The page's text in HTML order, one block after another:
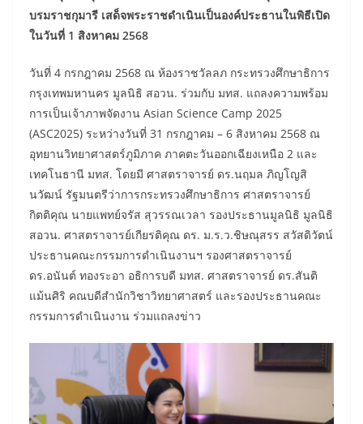
บรมราชกุมารี เสด็จพระราชดำเนินเป็นองค์ประธานในพิธีเปิด
ในวันที่ 1 สิงหาคม 2568
วันที่ 4 กรกฎาคม 2568 ณ ห้องราชวัลลภ กระทรวงศึกษาธิการ
กรุงเทพมหานคร มูลนิธิ สอวน. ร่วมกับ มทส. แถลงความพร้อม
การเป็นเจ้าภาพจัดงาน Asian Science Camp 2025
(ASC2025) ระหว่างวันที่ 31 กรกฎาคม – 6 สิงหาคม 2568 ณ
อุทยานวิทยาศาสตร์ภูมิภาค ภาคตะวันออกเฉียงเหนือ 2 และ
เทคโนธานี มทส. โดยมี ศาสตราจารย์ ดร.นฤมล ภิญโญสิ
นวัฒน์ รัฐมนตรีว่าการกระทรวงศึกษาธิการ ศาสตราจารย์
กิตติคุณ นายแพทย์จรัส สุวรรณเวลา รองประธานมูลนิธิ มูลนิธิ
สอวน. ศาสตราจารย์เกียรติคุณ ดร. ม.ร.ว.ชิษณุสรร สวัสดิวัตน์
ประธานคณะกรรมการดำเนินงานฯ รองศาสตราจารย์
ดร.อนันต์ ทองระอา อธิการบดี มทส. ศาสตราจารย์ ดร.สันติ
แม้นศิริ คณบดีสำนักวิชาวิทยาศาสตร์ และรองประธานคณะ
กรรมการดำเนินงาน ร่วมแถลงข่าว